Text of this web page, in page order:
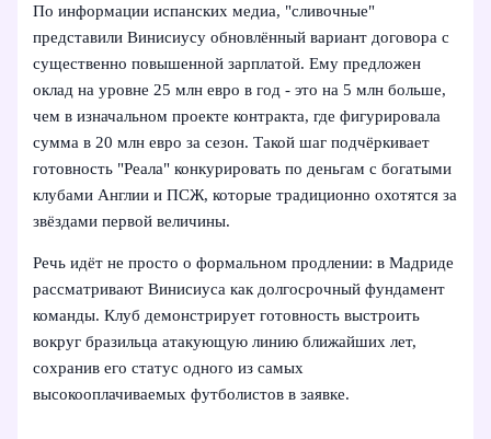
По информации испанских медиа, "сливочные"
представили Винисиусу обновлённый вариант договора с
существенно повышенной зарплатой. Ему предложен
оклад на уровне 25 млн евро в год - это на 5 млн больше,
чем в изначальном проекте контракта, где фигурировала
сумма в 20 млн евро за сезон. Такой шаг подчёркивает
готовность "Реала" конкурировать по деньгам с богатыми
клубами Англии и ПСЖ, которые традиционно охотятся за
звёздами первой величины.
Речь идёт не просто о формальном продлении: в Мадриде
рассматривают Винисиуса как долгосрочный фундамент
команды. Клуб демонстрирует готовность выстроить
вокруг бразильца атакующую линию ближайших лет,
сохранив его статус одного из самых
высокооплачиваемых футболистов в заявке.